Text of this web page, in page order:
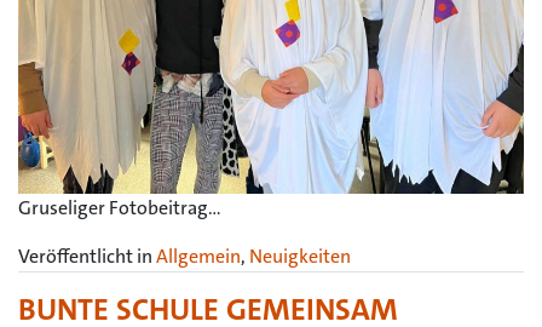
Gruseliger Fotobeitrag…
Veröffentlicht inAllgemein, Neuigkeiten
BUNTE SCHULE GEMEINSAM